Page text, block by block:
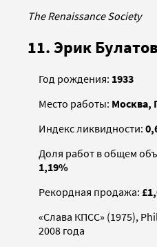
The Renaissance Society
11. Эрик Булатов
Год рождения: 1933
Место работы: Москва,
Индекс ликвидности:
Доля работ в общем
1,19%
Рекордная продажа:
«Слава КПСС» (1975),
2008 года